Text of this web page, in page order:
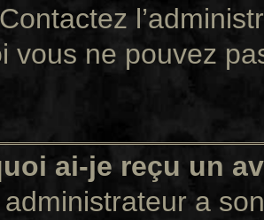
vous ne pouvez
ai-je reçu un
a